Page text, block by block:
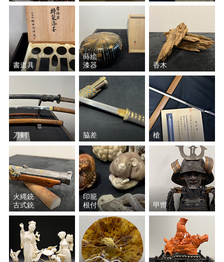
書道具
蒔絵
漆器
香木
刀剣 脇差 槍
火縄銃
古式銃
印籠
根付
甲冑